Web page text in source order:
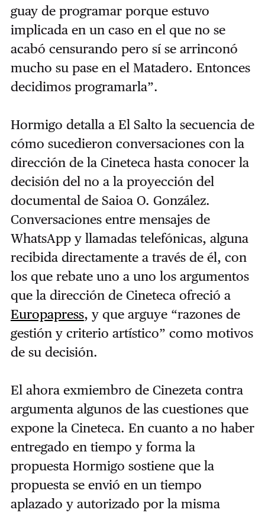
guay de programar porque estuvo
implicada en un caso en el que no se
acabó censurando pero sí se arrinconó
mucho su pase en el Matadero. Entonces
decidimos programarla”.
Hormigo detalla a El Salto la secuencia de
cómo sucedieron conversaciones con la
dirección de la Cineteca hasta conocer la
decisión del no a la proyección del
documental de Saioa O. González.
Conversaciones entre mensajes de
WhatsAppy llamadas telefónicas, alguna
recibida directamente a través de él, con
los que rebate uno a uno los argumentos
que la dirección de Cineteca ofreció a
Europapress, y que arguye “razones de
gestión y criterio artístico” como motivos
de su decisión.
El ahora exmiembro de Cinezeta contra
argumenta algunos de las cuestiones que
expone la Cineteca. En cuanto a no haber
entregado en tiempo y forma la
propuesta Hormigo sostiene que la
propuesta se envió en un tiempo
aplazado y autorizado por la misma